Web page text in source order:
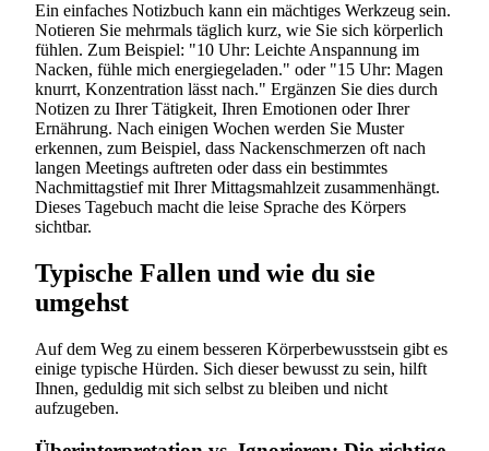
Ein einfaches Notizbuch kann ein mächtiges Werkzeug sein.
Notieren Sie mehrmals täglich kurz, wie Sie sich körperlich
fühlen. Zum Beispiel: "10 Uhr: Leichte Anspannung im
Nacken, fühle mich energiegeladen." oder "15 Uhr: Magen
knurrt, Konzentration lässt nach." Ergänzen Sie dies durch
Notizen zu Ihrer Tätigkeit, Ihren Emotionen oder Ihrer
Ernährung. Nach einigen Wochen werden Sie Muster
erkennen, zum Beispiel, dass Nackenschmerzen oft nach
langen Meetings auftreten oder dass ein bestimmtes
Nachmittagstief mit Ihrer Mittagsmahlzeit zusammenhängt.
Dieses Tagebuch macht die leise Sprache des Körpers
sichtbar.
Typische Fallen und wie du sie
umgehst
Auf dem Weg zu einem besseren Körperbewusstsein gibt es
einige typische Hürden. Sich dieser bewusst zu sein, hilft
Ihnen, geduldig mit sich selbst zu bleiben und nicht
aufzugeben.